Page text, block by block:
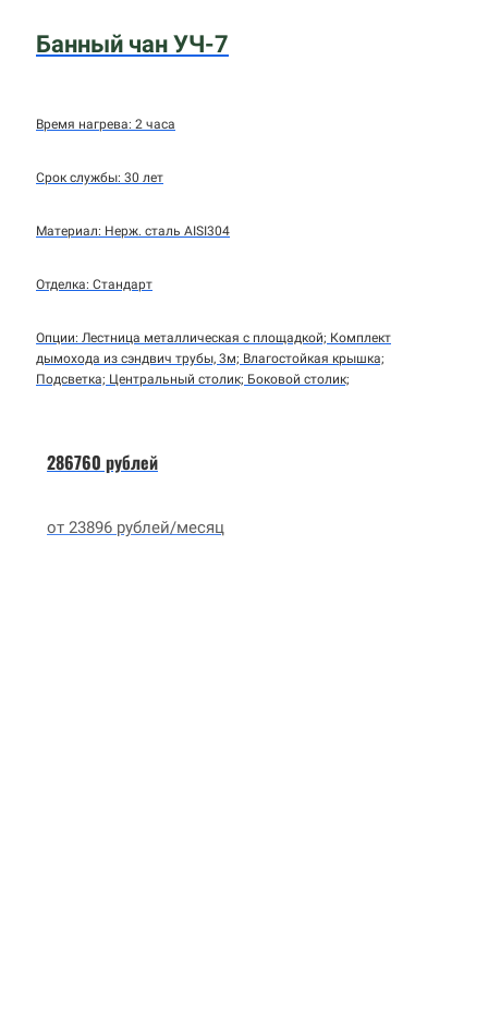
Банный чан УЧ-7
Время нагрева: 2 часа
Срок службы: 30 лет
Материал: Нерж. сталь AISI304
Отделка: Стандарт
Опции: Лестница металлическая с площадкой; Комплект
дымохода из сэндвич трубы, 3м; Влагостойкая крышка;
Подсветка; Центральный столик; Боковой столик;
286760 рублей
от 23896 рублей/месяц